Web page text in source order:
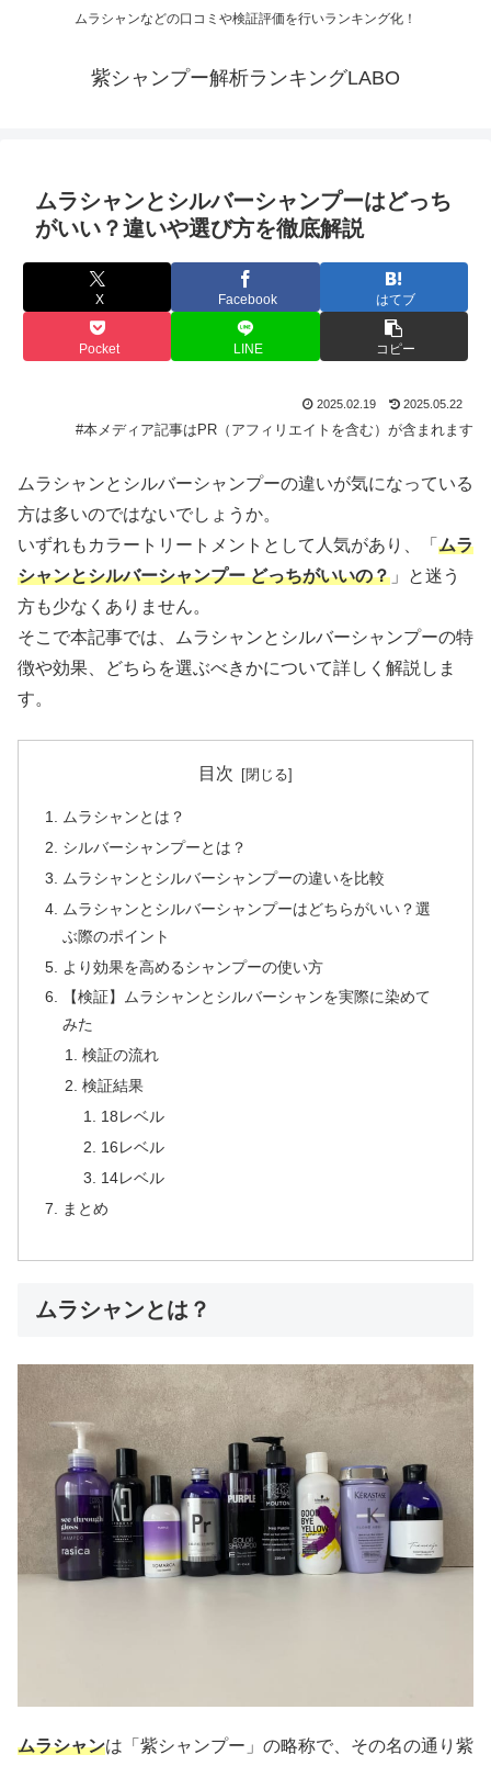
ムラシャンなどの口コミや検証評価を行いランキング化！
紫シャンプー解析ランキングLABO
ムラシャンとシルバーシャンプーはどっち
がいい？違いや選び方を徹底解説
X Facebook はてブ
Pocket LINE コピー
2025.02.19 2025.05.22
#本メディア記事はPR（アフィリエイトを含む）が含まれます
ムラシャンとシルバーシャンプーの違いが気になっている
方は多いのではないでしょうか。
いずれもカラートリートメントとして人気があり、「 ムラ
シャンとシルバーシャンプー どっちがいいの？ 」と迷う
方も少なくありません。
そこで本記事では、ムラシャンとシルバーシャンプーの特
徴や効果、どちらを選ぶべきかについて詳しく解説しま
す。
目次
ムラシャンとは？
シルバーシャンプーとは？
ムラシャンとシルバーシャンプーの違いを比較
ムラシャンとシルバーシャンプーはどちらがいい？選
ぶ際のポイント
より効果を高めるシャンプーの使い方
【検証】ムラシャンとシルバーシャンを実際に染めて
みた
検証の流れ
検証結果
18レベル
16レベル
14レベル
まとめ
ムラシャンとは？
ムラシャンは「紫シャンプー」の略称で、その名の通り紫